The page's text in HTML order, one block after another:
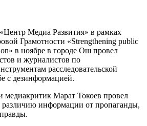
Медиа Развития» в рамках
Грамотности «Strengthening public
в ноябре в городе Ош провел
и журналистов по
расследовательской
с дезинформацией.
Марат Токоев провел
информации от пропаганды,